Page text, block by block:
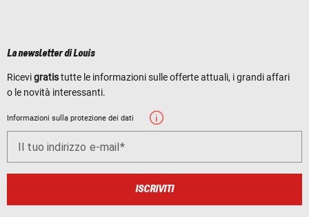
La newsletter di Louis
Ricevigratistutte le informazioni sulle offerte attuali, i grandi affari
o le novità interessanti.
Informazioni sulla protezione dei dati
Il tuo indirizzo e-mail
ISCRIVITI